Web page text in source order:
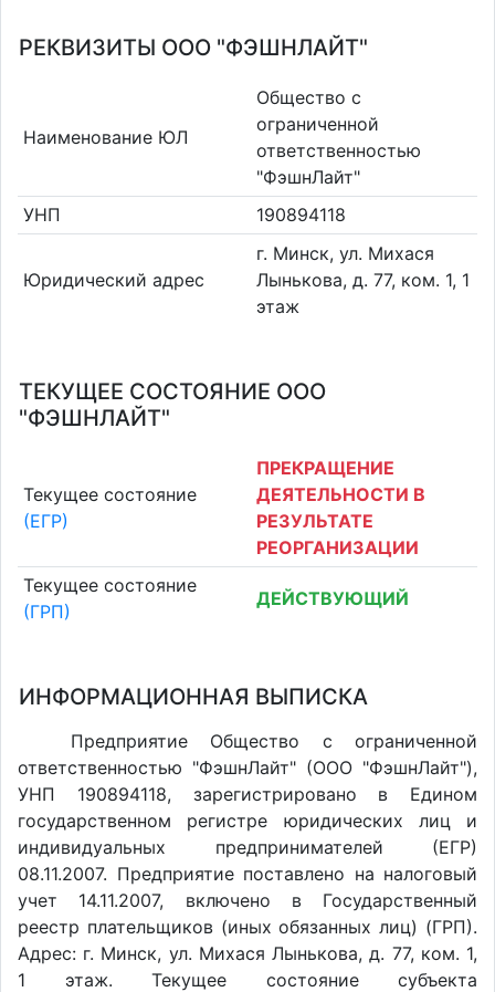
РЕКВИЗИТЫ ООО "ФЭШНЛАЙТ"
Наименование ЮЛ
Общество с
ограниченной
ответственностью
"ФэшнЛайт"
УНП
190894118
Юридический адрес
г. Минск, ул. Михася
Лынькова, д. 77, ком. 1, 1
этаж
ТЕКУЩЕЕ СОСТОЯНИЕ ООО
"ФЭШНЛАЙТ"
Текущее состояние
(ЕГР)
ПРЕКРАЩЕНИЕ
ДЕЯТЕЛЬНОСТИ В
РЕЗУЛЬТАТЕ
РЕОРГАНИЗАЦИИ
Текущее состояние
(ГРП)
ДЕЙСТВУЮЩИЙ
ИНФОРМАЦИОННАЯ ВЫПИСКА
Предприятие Общество с ограниченной
ответственностью "ФэшнЛайт" (ООО "ФэшнЛайт"),
УНП 190894118, зарегистрировано в Едином
государственном регистре юридических лиц и
индивидуальных предпринимателей (ЕГР)
08.11.2007. Предприятие поставлено на налоговый
учет 14.11.2007, включено в Государственный
реестр плательщиков (иных обязанных лиц) (ГРП).
Адрес: г. Минск, ул. Михася Лынькова, д. 77, ком. 1,
1 этаж. Текущее состояние субъекта